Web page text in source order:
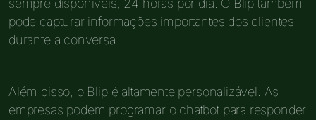
sempre disponíveis, 24 horas por dia. O Blip também
pode capturar informações importantes dos clientes
durante a conversa.
Além disso, o Blip é altamente personalizável. As
empresas podem programar o chatbot para responder